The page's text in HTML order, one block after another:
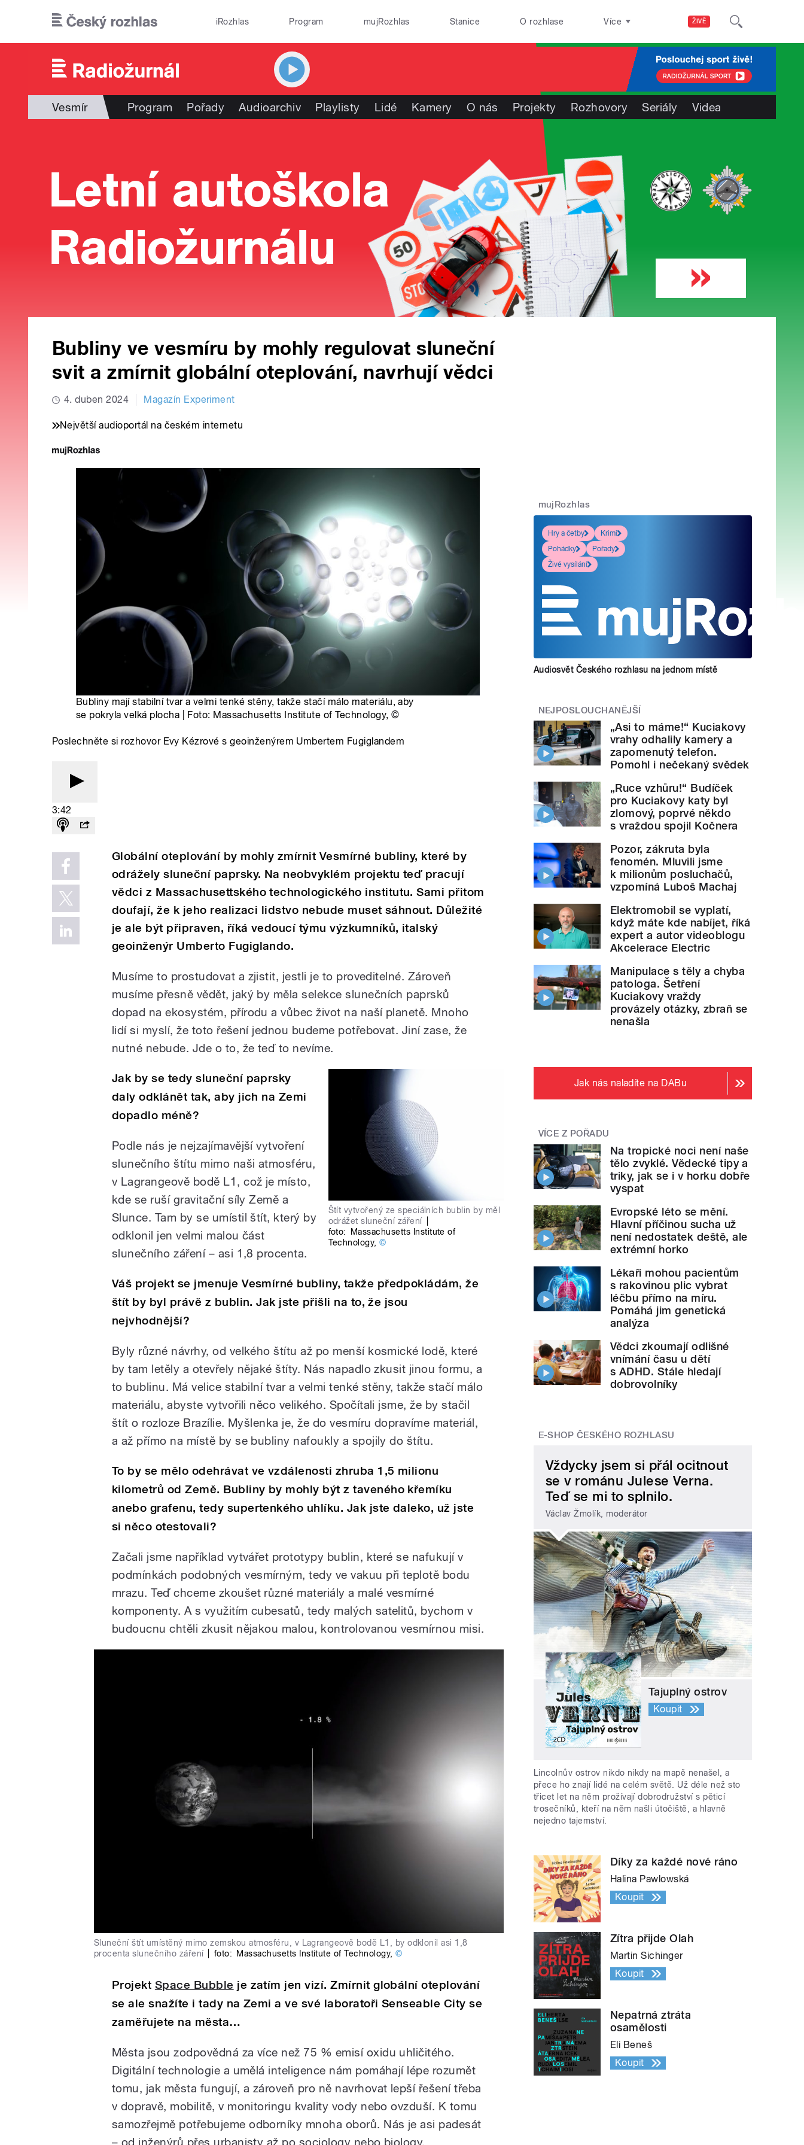
ŽIVĚ
iRozhlas Program mujRozhlas Stanice O rozhlase Více
Vesmír Program Pořady Audioarchiv Playlisty Lidé Kamery O nás Projekty Rozhovory Seriály Videa
Bubliny ve vesmíru by mohly regulovat sluneční
svit a zmírnit globální oteplování, navrhují vědci
4. duben 2024 Magazín Experiment
Největší audioportál na českém internetu
Bubliny mají stabilní tvar a velmi tenké stěny, takže stačí málo materiálu, aby
se pokryla velká plocha | Foto: Massachusetts Institute of Technology,©
Poslechněte si rozhovor Evy Kézrové s geoinženýrem Umbertem Fugiglandem
3:42
Globální oteplování by mohly zmírnit Vesmírné bubliny, které by
odrážely sluneční paprsky. Na neobvyklém projektu teď pracují
vědci z Massachusettského technologického institutu. Sami přitom
doufají, že k jeho realizaci lidstvo nebude muset sáhnout. Důležité
je ale být připraven, říká vedoucí týmu výzkumníků, italský
geoinženýr Umberto Fugiglando.
Musíme to prostudovat a zjistit, jestli je to proveditelné. Zároveň
musíme přesně vědět, jaký by měla selekce slunečních paprsků
dopad na ekosystém, přírodu a vůbec život na naší planetě. Mnoho
lidí si myslí, že toto řešení jednou budeme potřebovat. Jiní zase, že
nutné nebude. Jde o to, že teď to nevíme.
Štít vytvořený ze speciálních bublin by měl
odrážet sluneční záření
foto:
Massachusetts Institute of
Technology,©
Jak by se tedy sluneční paprsky
daly odklánět tak, aby jich na Zemi
dopadlo méně?
Podle nás je nejzajímavější vytvoření
slunečního štítu mimo naši atmosféru,
v Lagrangeově bodě L1, což je místo,
kde se ruší gravitační síly Země a
Slunce. Tam by se umístil štít, který by
odklonil jen velmi malou část
slunečního záření – asi 1,8 procenta.
Váš projekt se jmenuje Vesmírné bubliny, takže předpokládám, že
štít by byl právě z bublin. Jak jste přišli na to, že jsou
nejvhodnější?
Byly různé návrhy, od velkého štítu až po menší kosmické lodě, které
by tam letěly a otevřely nějaké štíty. Nás napadlo zkusit jinou formu, a
to bublinu. Má velice stabilní tvar a velmi tenké stěny, takže stačí málo
materiálu, abyste vytvořili něco velikého. Spočítali jsme, že by stačil
štít o rozloze Brazílie. Myšlenka je, že do vesmíru dopravíme materiál,
a až přímo na místě by se bubliny nafoukly a spojily do štítu.
To by se mělo odehrávat ve vzdálenosti zhruba 1,5 milionu
kilometrů od Země. Bubliny by mohly být z taveného křemíku
anebo grafenu, tedy supertenkého uhlíku. Jak jste daleko, už jste
si něco otestovali?
Začali jsme například vytvářet prototypy bublin, které se nafukují v
podmínkách podobných vesmírným, tedy ve vakuu při teplotě bodu
mrazu. Teď chceme zkoušet různé materiály a malé vesmírné
komponenty. A s využitím cubesatů, tedy malých satelitů, bychom v
budoucnu chtěli zkusit nějakou malou, kontrolovanou vesmírnou misi.
Sluneční štít umístěný mimo zemskou atmosféru, v Lagrangeově bodě L1, by odklonil asi 1,8
procenta slunečního záření
foto: Massachusetts Institute of Technology,©
Projekt Space Bubble je zatím jen vizí. Zmírnit globální oteplování
se ale snažíte i tady na Zemi a ve své laboratoři Senseable City se
zaměřujete na města…
Města jsou zodpovědná za více než 75 % emisí oxidu uhličitého.
Digitální technologie a umělá inteligence nám pomáhají lépe rozumět
tomu, jak města fungují, a zároveň pro ně navrhovat lepší řešení třeba
v dopravě, mobilitě, v monitoringu kvality vody nebo ovzduší. K tomu
samozřejmě potřebujeme odborníky mnoha oborů. Nás je asi padesát
– od inženýrů přes urbanisty až po sociology nebo biology.
mujRozhlas
Hry a četby
Krimi
Pohádky
Pořady
Živé vysílání
Audiosvět Českého rozhlasu na jednom místě
NEJPOSLOUCHANĚJŠÍ
„Asi to máme!“ Kuciakovy
vrahy odhalily kamery a
zapomenutý telefon.
Pomohl i nečekaný svědek
„Ruce vzhůru!“ Budíček
pro Kuciakovy katy byl
zlomový, poprvé někdo
s vraždou spojil Kočnera
Pozor, zákruta byla
fenomén. Mluvili jsme
k milionům posluchačů,
vzpomíná Luboš Machaj
Elektromobil se vyplatí,
když máte kde nabíjet, říká
expert a autor videoblogu
Akcelerace Electric
Manipulace s těly a chyba
patologa. Šetření
Kuciakovy vraždy
provázely otázky, zbraň se
nenašla
Jak nás naladíte na DABu
VÍCE Z POŘADU
Na tropické noci není naše
tělo zvyklé. Vědecké tipy a
triky, jak se i v horku dobře
vyspat
Evropské léto se mění.
Hlavní příčinou sucha už
není nedostatek deště, ale
extrémní horko
Lékaři mohou pacientům
s rakovinou plic vybrat
léčbu přímo na míru.
Pomáhá jim genetická
analýza
Vědci zkoumají odlišné
vnímání času u dětí
s ADHD. Stále hledají
dobrovolníky
E-SHOP ČESKÉHO ROZHLASU
Vždycky jsem si přál ocitnout
se v románu Julese Verna.
Teď se mi to splnilo.
Václav Žmolík, moderátor
Tajuplný ostrov
Koupit
Lincolnův ostrov nikdo nikdy na mapě nenašel, a
přece ho znají lidé na celém světě. Už déle než sto
třicet let na něm prožívají dobrodružství s pěticí
trosečníků, kteří na něm našli útočiště, a hlavně
nejedno tajemství.
Díky za každé nové ráno
Halina Pawlowská
Koupit
Zítra přijde Olah
Martin Sichinger
Koupit
Nepatrná ztráta
osamělosti
Eli Beneš
Koupit